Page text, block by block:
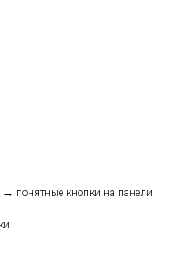
→ понятные кнопки на панели